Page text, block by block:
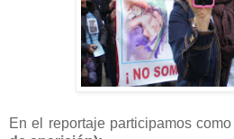
En el reportaje participamos